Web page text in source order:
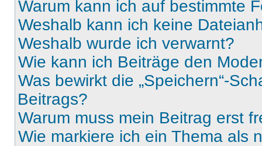
Warum kann ich auf bestimmte
Weshalb kann ich keine
Weshalb wurde ich verwarnt?
Wie kann ich Beiträge den
Was bewirkt die „Speichern“-
Beitrags?
Warum muss mein Beitrag erst
Wie markiere ich ein Thema als